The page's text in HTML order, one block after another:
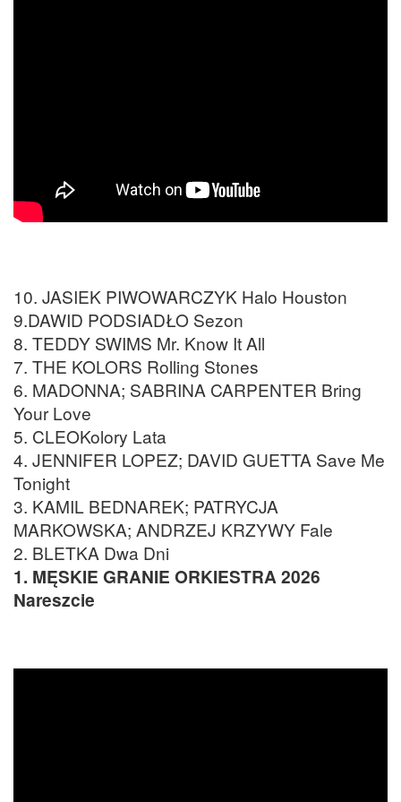
10. JASIEK PIWOWARCZYK Halo Houston
9.DAWID PODSIADŁO Sezon
8. TEDDY SWIMS Mr. Know It All
7. THE KOLORS Rolling Stones
6. MADONNA; SABRINA CARPENTER Bring
Your Love
5. CLEOKolory Lata
4. JENNIFER LOPEZ; DAVID GUETTA Save Me
Tonight
3. KAMIL BEDNAREK; PATRYCJA
MARKOWSKA; ANDRZEJ KRZYWY Fale
2. BLETKA Dwa Dni
1. MĘSKIE GRANIE ORKIESTRA 2026
Nareszcie